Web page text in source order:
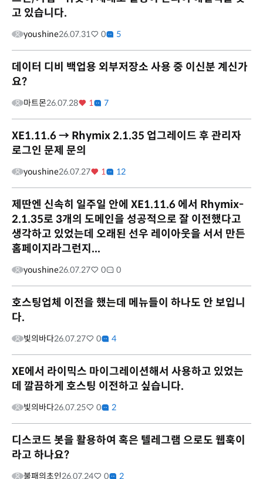
고 있습니다.
youshine26.07.31 0 5
데이터 디비 백업용 외부저장소 사용 중 이신분 계신가
요?
마트몬26.07.28 1 7
XE1.11.6 → Rhymix 2.1.35 업그레이드 후 관리자
로그인 문제 문의
youshine26.07.27 1 12
제딴엔 신속히 일주일 안에 XE1.11.6 에서 Rhymix-
2.1.35로 3개의 도메인을 성공적으로 잘 이전했다고
생각하고 있었는데 오래된 선우 레이아웃을 서서 만든
홈페이지라그런지...
youshine26.07.27 0 0
호스팅업체 이전을 했는데 메뉴들이 하나도 안 보입니
다.
빛의바다26.07.27 0 4
XE에서 라이믹스 마이그레이션해서 사용하고 있었는
데 깔끔하게 호스팅 이전하고 싶습니다.
빛의바다26.07.25 0 2
디스코드 봇을 활용하여 혹은 텔레그램 으로도 웹훅이
라고 하나요?
불패의초인26.07.24 0 2